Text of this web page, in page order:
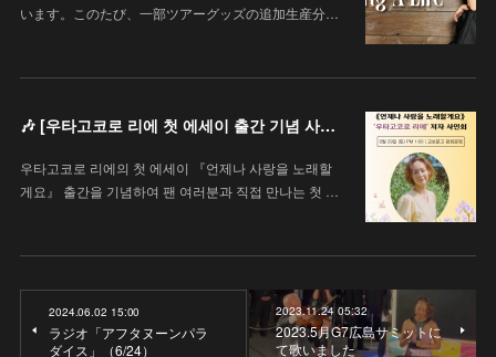
います。このたび、一部ツアーグッズの追加生産分…
🎶 [우타고코로 리에 첫 에세이 출간 기념 사인회 안내 / 歌心りえ 初エッセイ出版記念サイン会のお知らせ]
우타고코로 리에의 첫 에세이 『언제나 사랑을 노래할
게요』 출간을 기념하여 팬 여러분과 직접 만나는 첫 …
2024.06.02 15:00
ラジオ「アフタヌーンパラ
ダイス」（6/24）
2023.11.24 05:32
2023.5月G7広島サミットに
て歌いました